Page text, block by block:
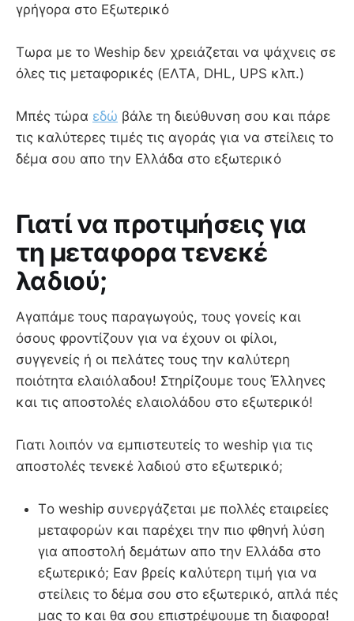
γρήγορα στο Εξωτερικό
Τωρα με το Weship δεν χρειάζεται να ψάχνεις σε
όλες τις μεταφορικές (ΕΛΤΑ, DHL, UPS κλπ.)
Μπές τώρα εδώ βάλε τη διεύθυνση σου και πάρε
τις καλύτερες τιμές τις αγοράς για να στείλεις το
δέμα σου απο την Ελλάδα στο εξωτερικό
Γιατί να προτιμήσεις για
τη μεταφορα τενεκέ
λαδιού;
Αγαπάμε τους παραγωγούς, τους γονείς και
όσους φροντίζουν για να έχουν οι φίλοι,
συγγενείς ή οι πελάτες τους την καλύτερη
ποιότητα ελαιόλαδου! Στηρίζουμε τους Έλληνες
και τις αποστολές ελαιολάδου στο εξωτερικό!
Γιατι λοιπόν να εμπιστευτείς το weship για τις
αποστολές τενεκέ λαδιού στο εξωτερικό;
Τo weship συνεργάζεται με πολλές εταιρείες
μεταφορών και παρέχει την πιο φθηνή λύση
για αποστολή δεμάτων απο την Ελλάδα στο
εξωτερικό; Εαν βρείς καλύτερη τιμή για να
στείλεις το δέμα σου στο εξωτερικό, απλά πές
μας το και θα σου επιστρέψουμε τη διαφορα!